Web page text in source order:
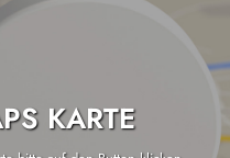
KARTE